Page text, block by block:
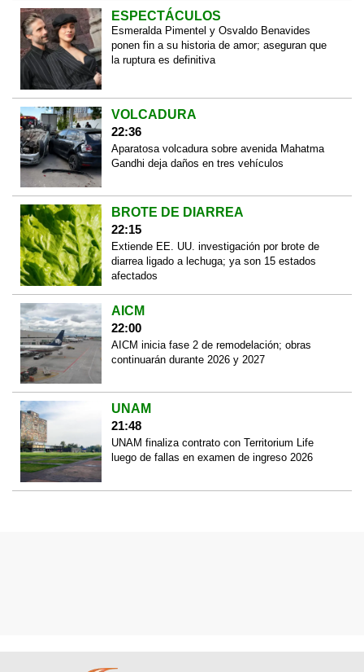
ESPECTÁCULOS
Esmeralda Pimentel y Osvaldo Benavides
ponen fin a su historia de amor; aseguran que
la ruptura es definitiva
VOLCADURA
22:36
Aparatosa volcadura sobre avenida Mahatma
Gandhi deja daños en tres vehículos
BROTE DE DIARREA
22:15
Extiende EE. UU. investigación por brote de
diarrea ligado a lechuga; ya son 15 estados
afectados
AICM
22:00
AICM inicia fase 2 de remodelación; obras
continuarán durante 2026 y 2027
UNAM
21:48
UNAM finaliza contrato con Territorium Life
luego de fallas en examen de ingreso 2026